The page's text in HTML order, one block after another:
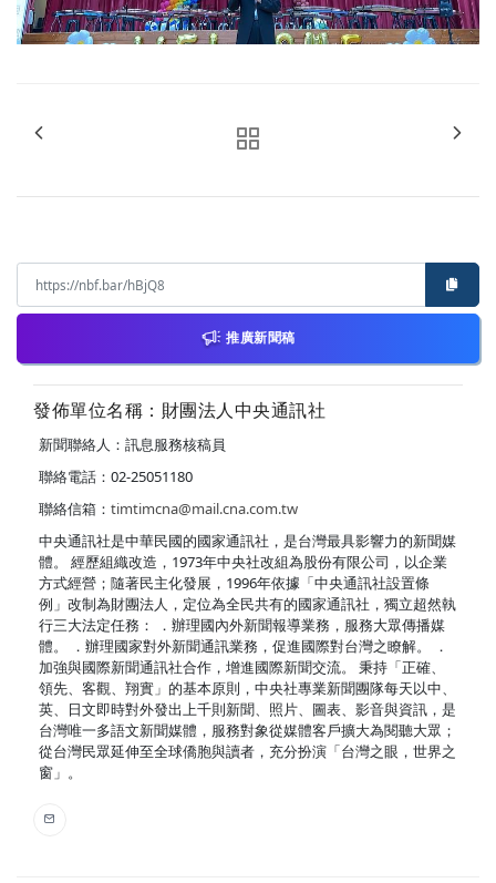
推廣新聞稿
發佈單位名稱：財團法人中央通訊社
新聞聯絡人：訊息服務核稿員
聯絡電話：02-25051180
聯絡信箱： timtimcna@mail.cna.com.tw
中央通訊社是中華民國的國家通訊社，是台灣最具影響力的新聞媒
體。 經歷組織改造，1973年中央社改組為股份有限公司，以企業
方式經營；隨著民主化發展，1996年依據「中央通訊社設置條
例」改制為財團法人，定位為全民共有的國家通訊社，獨立超然執
行三大法定任務： ．辦理國內外新聞報導業務，服務大眾傳播媒
體。 ．辦理國家對外新聞通訊業務，促進國際對台灣之瞭解。 ．
加強與國際新聞通訊社合作，增進國際新聞交流。 秉持「正確、
領先、客觀、翔實」的基本原則，中央社專業新聞團隊每天以中、
英、日文即時對外發出上千則新聞、照片、圖表、影音與資訊，是
台灣唯一多語文新聞媒體，服務對象從媒體客戶擴大為閱聽大眾；
從台灣民眾延伸至全球僑胞與讀者，充分扮演「台灣之眼，世界之
窗」。